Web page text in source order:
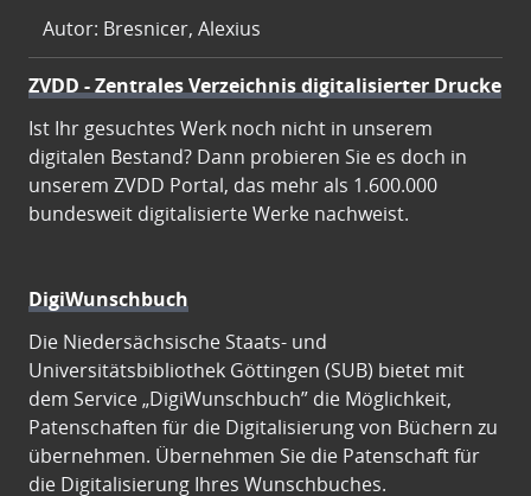
Autor: Bresnicer, Alexius
ZVDD - Zentrales Verzeichnis digitalisierter Drucke
Ist Ihr gesuchtes Werk noch nicht in unserem
digitalen Bestand? Dann probieren Sie es doch in
unserem ZVDD Portal, das mehr als 1.600.000
bundesweit digitalisierte Werke nachweist.
DigiWunschbuch
Die Niedersächsische Staats- und
Universitätsbibliothek Göttingen (SUB) bietet mit
dem Service „DigiWunschbuch” die Möglichkeit,
Patenschaften für die Digitalisierung von Büchern zu
übernehmen. Übernehmen Sie die Patenschaft für
die Digitalisierung Ihres Wunschbuches.